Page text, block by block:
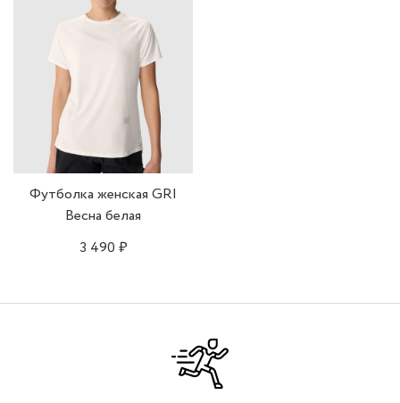
• Тонкие плоские швы.
• Боковые разрезы.
• Светоотражающие элементы.
Футболка женская GRI
Весна белая
3 490 ₽